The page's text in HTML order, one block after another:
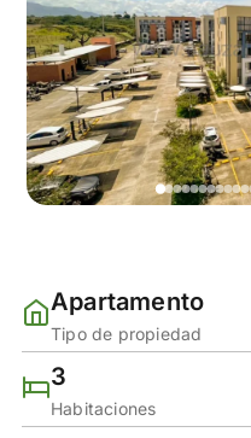
Apartamento
Tipo de propiedad
3
Habitaciones